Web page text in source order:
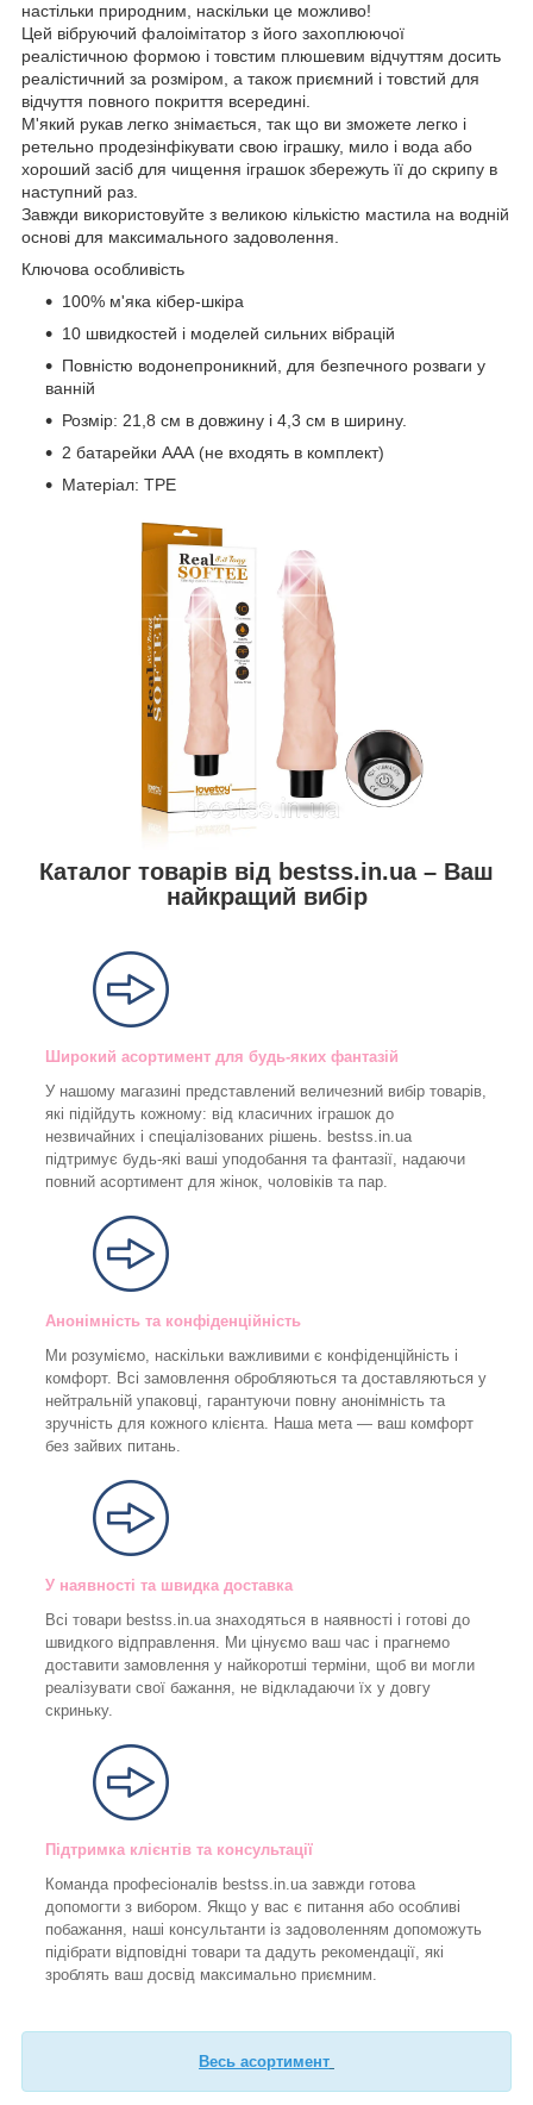
настільки природним, наскільки це можливо!
Цей вібруючий фалоімітатор з його захоплюючої
реалістичною формою і товстим плюшевим відчуттям досить
реалістичний за розміром, а також приємний і товстий для
відчуття повного покриття всередині.
М'який рукав легко знімається, так що ви зможете легко і
ретельно продезінфікувати свою іграшку, мило і вода або
хороший засіб для чищення іграшок збережуть її до скрипу в
наступний раз.
Завжди використовуйте з великою кількістю мастила на водній
основі для максимального задоволення.
Ключова особливість
100% м'яка кібер-шкіра
10 швидкостей і моделей сильних вібрацій
Повністю водонепроникний, для безпечного розваги у
ванній
Розмір: 21,8 см в довжину і 4,3 см в ширину.
2 батарейки ААА (не входять в комплект)
Матеріал: TPE
Каталог товарів від bestss.in.ua – Ваш
найкращий вибір
Широкий асортимент для будь-яких фантазій
У нашому магазині представлений величезний вибір товарів,
які підійдуть кожному: від класичних іграшок до
незвичайних і спеціалізованих рішень. bestss.in.ua
підтримує будь-які ваші уподобання та фантазії, надаючи
повний асортимент для жінок, чоловіків та пар.
Анонімність та конфіденційність
Ми розуміємо, наскільки важливими є конфіденційність і
комфорт. Всі замовлення обробляються та доставляються у
нейтральній упаковці, гарантуючи повну анонімність та
зручність для кожного клієнта. Наша мета — ваш комфорт
без зайвих питань.
У наявності та швидка доставка
Всі товари bestss.in.ua знаходяться в наявності і готові до
швидкого відправлення. Ми цінуємо ваш час і прагнемо
доставити замовлення у найкоротші терміни, щоб ви могли
реалізувати свої бажання, не відкладаючи їх у довгу
скриньку.
Підтримка клієнтів та консультації
Команда професіоналів bestss.in.ua завжди готова
допомогти з вибором. Якщо у вас є питання або особливі
побажання, наші консультанти із задоволенням допоможуть
підібрати відповідні товари та дадуть рекомендації, які
зроблять ваш досвід максимально приємним.
Весь асортимент